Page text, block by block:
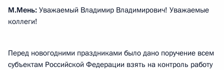
М.Мень: Уважаемый Владимир Владимирович! Уважаемые
коллеги!
Перед новогодними праздниками было дано поручение всем
субъектам Российской Федерации взять на контроль работу